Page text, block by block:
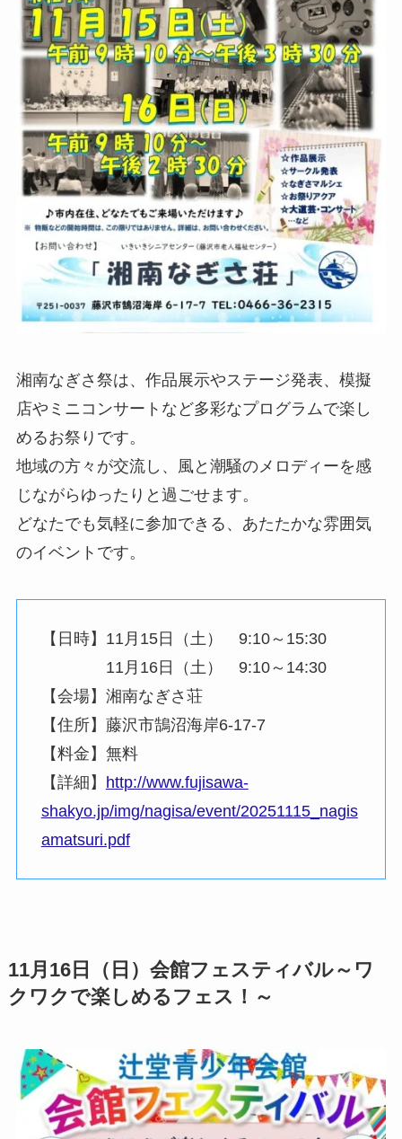
湘南なぎさ祭は、作品展示やステージ発表、模擬
店やミニコンサートなど多彩なプログラムで楽し
めるお祭りです。
地域の方々が交流し、風と潮騒のメロディーを感
じながらゆったりと過ごせます。
どなたでも気軽に参加できる、あたたかな雰囲気
のイベントです。
【日時】11月15日（土） 9:10～15:30
11月16日（土） 9:10～14:30
【会場】湘南なぎさ荘
【住所】藤沢市鵠沼海岸6‐17‐7
【料金】無料
【詳細】 http://www.fujisawa-
shakyo.jp/img/nagisa/event/20251115_nagis
amatsuri.pdf
11月16日（日）会館フェスティバル～ワ
クワクで楽しめるフェス！～